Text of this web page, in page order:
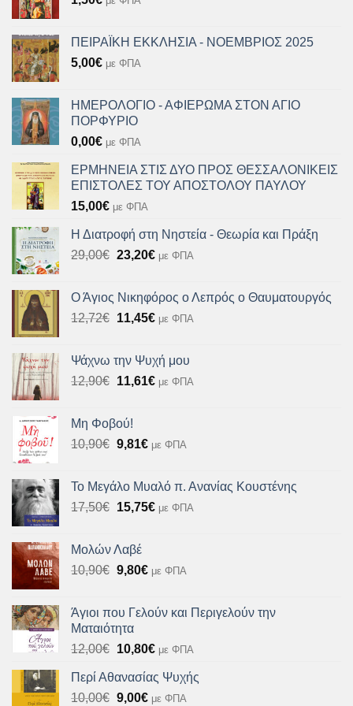
ΠΕΙΡΑΪΚΗ ΕΚΚΛΗΣΙΑ - ΝΟΕΜΒΡΙΟΣ 2025
5,00€ με ΦΠΑ
ΗΜΕΡΟΛΟΓΙΟ - ΑΦΙΕΡΩΜΑ ΣΤΟΝ ΑΓΙΟ
ΠΟΡΦΥΡΙΟ
0,00€ με ΦΠΑ
ΕΡΜΗΝΕΙΑ ΣΤΙΣ ΔΥΟ ΠΡΟΣ ΘΕΣΣΑΛΟΝΙΚΕΙΣ
ΕΠΙΣΤΟΛΕΣ ΤΟΥ ΑΠΟΣΤΟΛΟΥ ΠΑΥΛΟΥ
15,00€ με ΦΠΑ
Η Διατροφή στη Νηστεία - Θεωρία και Πράξη
29,00€ Original
29,00€.
23,20€Η
είναι:
23,20€.
με ΦΠΑ
Ο Άγιος Νικηφόρος ο Λεπρός ο Θαυματουργός
12,72€ Original
12,72€.
11,45€Η
είναι:
11,45€.
με ΦΠΑ
Ψάχνω την Ψυχή μου
12,90€ Original
12,90€.
11,61€Η
11,61€.
με ΦΠΑ
Μη Φοβού!
10,90€ Original
10,90€.
9,81€Η
είναι:
9,81€.
με ΦΠΑ
Το Μεγάλο Μυαλό π. Ανανίας Κουστένης
17,50€ Original
17,50€.
15,75€Η
15,75€.
με ΦΠΑ
Μολών Λαβέ
10,90€ Original
10,90€.
9,80€Η
είναι:
με ΦΠΑ
Άγιοι που Γελούν και Περιγελούν την
Ματαιότητα
12,00€ Original
was:
12,00€.
10,80€Η
τιμή
είναι:
με ΦΠΑ
Περί Αθανασίας Ψυχής
10,00€ Original
9,00€Ημε ΦΠΑ